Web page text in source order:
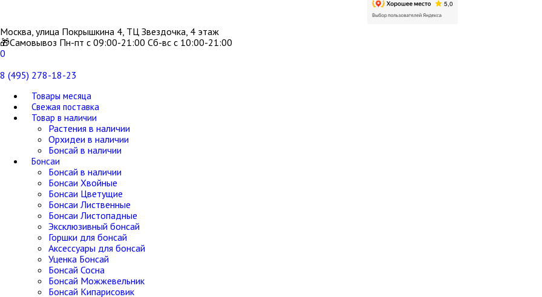
Москва, улица Покрышкина 4, ТЦ Звездочка, 4 этаж
🎁Самовывоз Пн-пт с 09:00-21:00 Сб-вс с 10:00-21:00
0
8 (495) 278-18-23
Товары месяца
Свежая поставка
Товар в наличии
Растения в наличии
Орхидеи в наличии
Бонсай в наличии
Бонсаи
Бонсай в наличии
Бонсаи Хвойные
Бонсаи Цветущие
Бонсаи Лиственные
Бонсаи Листопадные
Эксклюзивный бонсай
Горшки для бонсай
Аксессуары для бонсай
Уценка Бонсай
Бонсай Сосна
Бонсай Можжевельник
Бонсай Кипарисовик